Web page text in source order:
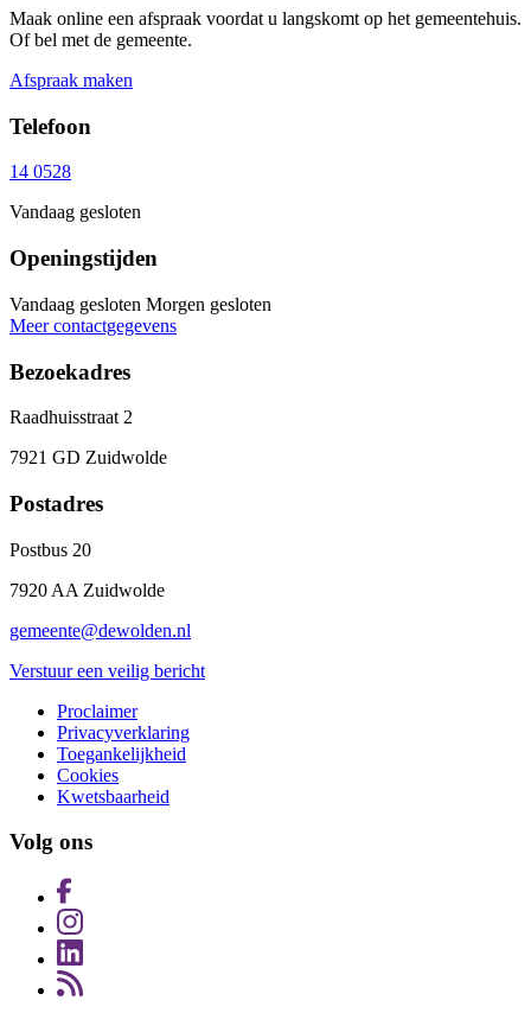
Maak online een afspraak voordat u langskomt op het gemeentehuis.
Of bel met de gemeente.
Afspraak maken
Telefoon
14 0528
Vandaag gesloten
Openingstijden
Vandaag gesloten Morgen gesloten
Meer contactgegevens
Bezoekadres
Raadhuisstraat 2
7921 GD Zuidwolde
Postadres
Postbus 20
7920 AA Zuidwolde
gemeente@dewolden.nl
Verstuur een veilig bericht
Proclaimer
Privacyverklaring
Toegankelijkheid
Cookies
Kwetsbaarheid
Volg ons